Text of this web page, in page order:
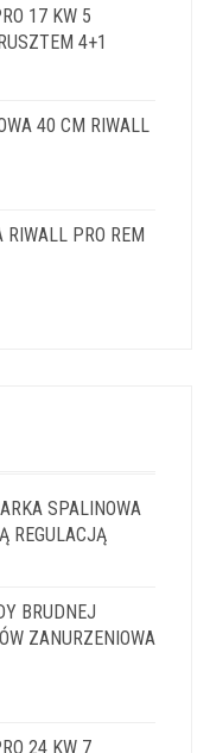
17 KW 5
4+1
40 CM RIWALL
RIWALL PRO REM
SPALINOWA
REGULACJĄ
ZŁ.
BRUDNEJ
ZANURZENIOWA
24 KW 7